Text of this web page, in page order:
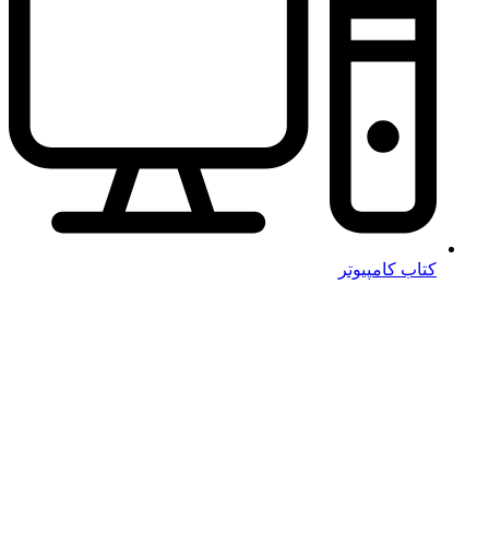
کتاب کامپیوتر